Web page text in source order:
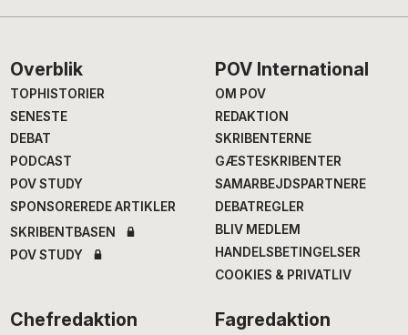
Footer
Overblik
TOPHISTORIER
SENESTE
DEBAT
PODCAST
POV STUDY
SPONSOREREDE ARTIKLER
SKRIBENTBASEN
POV STUDY
POV International
OM POV
REDAKTION
SKRIBENTERNE
GÆSTESKRIBENTER
SAMARBEJDSPARTNERE
DEBATREGLER
BLIV MEDLEM
HANDELSBETINGELSER
COOKIES & PRIVATLIV
Chefredaktion Fagredaktion